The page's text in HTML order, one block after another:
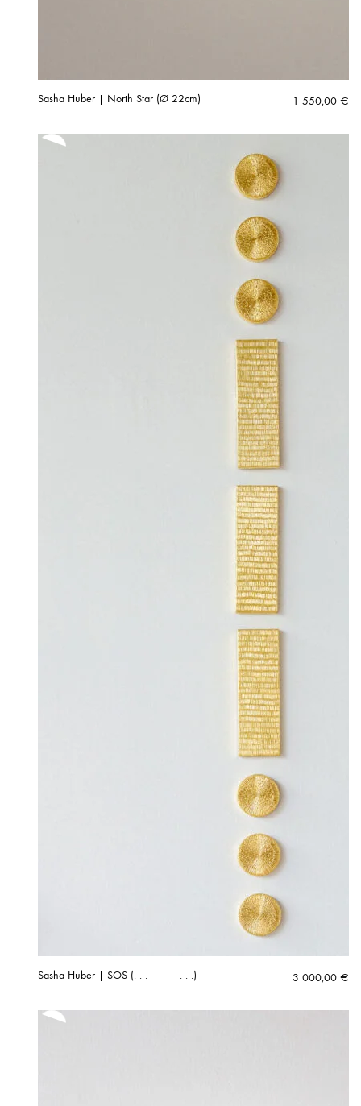
Sasha Huber | North Star (Ø 22cm) 1 550,00 €
Sasha Huber | SOS (. . . – – – . . .) 3 000,00 €